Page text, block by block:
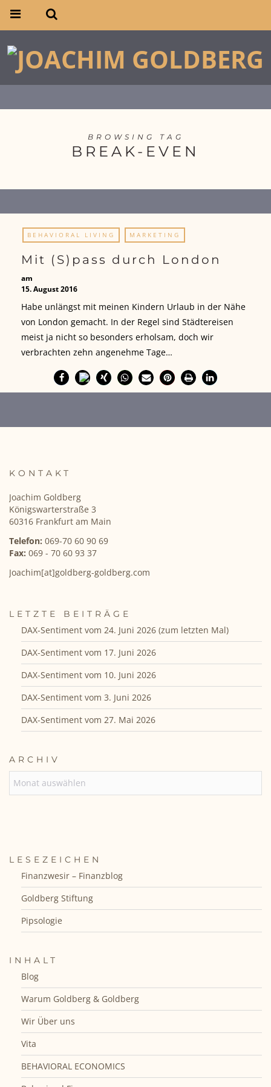
BROWSING TAG
BREAK-EVEN
BEHAVIORAL LIVING MARKETING
Mit (S)pass durch London
am
15. August 2016
Habe unlängst mit meinen Kindern Urlaub in der Nähe
von London gemacht. In der Regel sind Städtereisen
meist ja nicht so besonders erholsam, doch wir
verbrachten zehn angenehme Tage…
KONTAKT
Joachim Goldberg
Königswarterstraße 3
60316 Frankfurt am Main
Telefon: 069-70 60 90 69
Fax: 069 - 70 60 93 37
Joachim[at]goldberg-goldberg.com
LETZTE BEITRÄGE
DAX-Sentiment vom 24. Juni 2026 (zum letzten Mal)
DAX-Sentiment vom 17. Juni 2026
DAX-Sentiment vom 10. Juni 2026
DAX-Sentiment vom 3. Juni 2026
DAX-Sentiment vom 27. Mai 2026
ARCHIV
LESEZEICHEN
Finanzwesir – Finanzblog
Goldberg Stiftung
Pipsologie
INHALT
Blog
Warum Goldberg & Goldberg
Wir Über uns
Vita
BEHAVIORAL ECONOMICS